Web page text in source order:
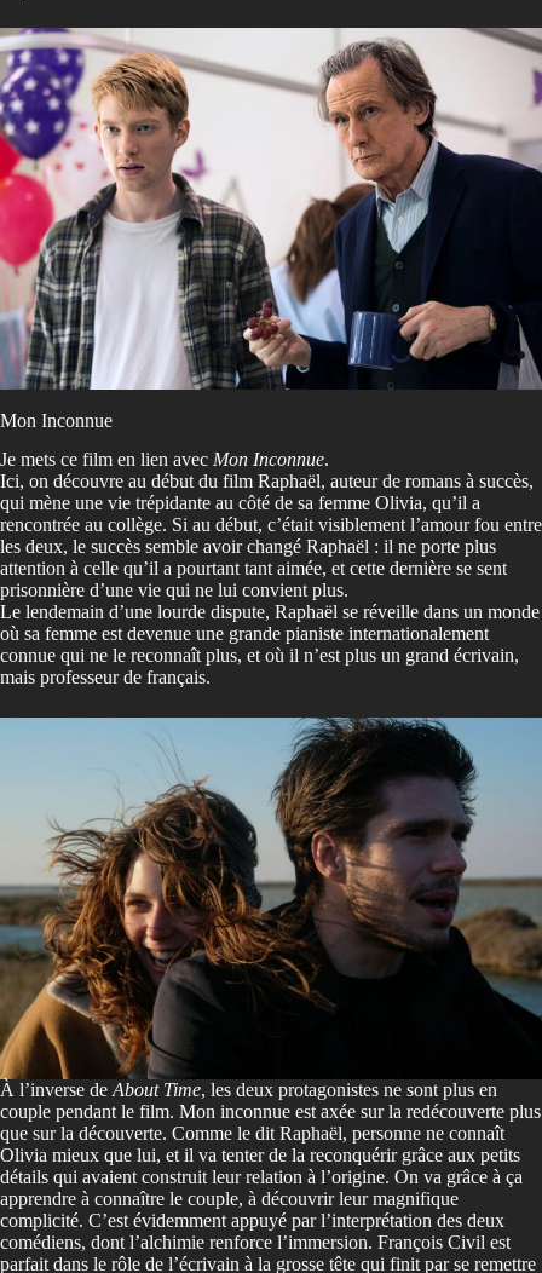
Mon Inconnue
Je mets ce film en lien avec Mon Inconnue.
Ici, on découvre au début du film Raphaël, auteur de romans à succès,
qui mène une vie trépidante au côté de sa femme Olivia, qu’il a
rencontrée au collège. Si au début, c’était visiblement l’amour fou entre
les deux, le succès semble avoir changé Raphaël : il ne porte plus
attention à celle qu’il a pourtant tant aimée, et cette dernière se sent
prisonnière d’une vie qui ne lui convient plus.
Le lendemain d’une lourde dispute, Raphaël se réveille dans un monde
où sa femme est devenue une grande pianiste internationalement
connue qui ne le reconnaît plus, et où il n’est plus un grand écrivain,
mais professeur de français.
À l’inverse de About Time, les deux protagonistes ne sont plus en
couple pendant le film. Mon inconnue est axée sur la redécouverte plus
que sur la découverte. Comme le dit Raphaël, personne ne connaît
Olivia mieux que lui, et il va tenter de la reconquérir grâce aux petits
détails qui avaient construit leur relation à l’origine. On va grâce à ça
apprendre à connaître le couple, à découvrir leur magnifique
complicité. C’est évidemment appuyé par l’interprétation des deux
comédiens, dont l’alchimie renforce l’immersion. François Civil est
parfait dans le rôle de l’écrivain à la grosse tête qui finit par se remettre